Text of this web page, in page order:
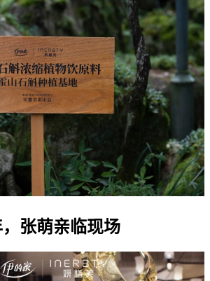
张萌亲临现场